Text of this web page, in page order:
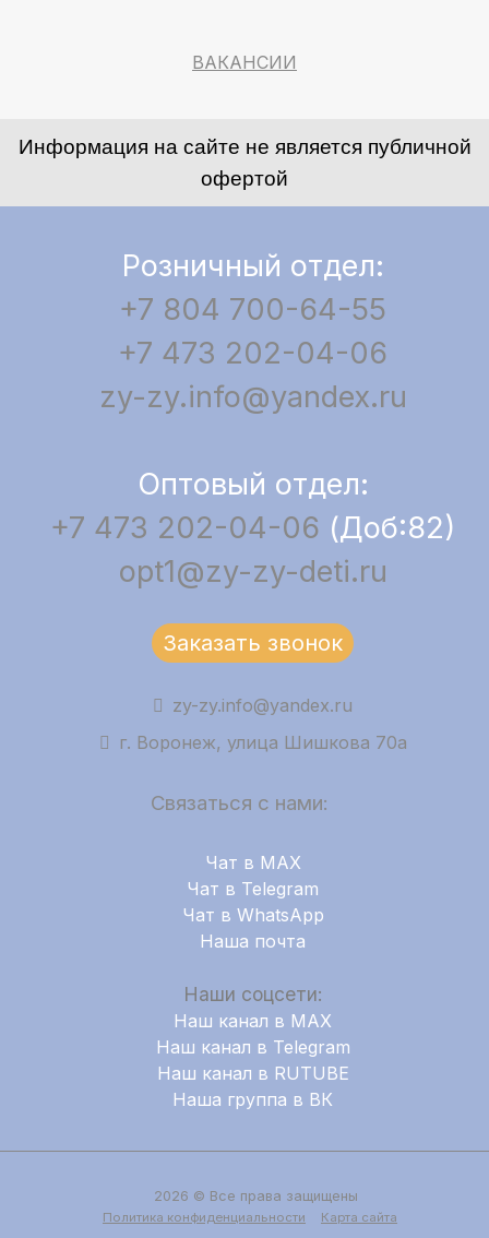
ВАКАНСИИ
Информация на сайте не является публичной
офертой
Розничный отдел:
+7 804 700-64-55
+7 473 202-04-06
zy-zy.info@yandex.ru
Оптовый отдел:
+7 473 202-04-06 (Доб:82)
opt1@zy-zy-deti.ru
Заказать звонок
zy-zy.info@yandex.ru
г. Воронеж, улица Шишкова 70а
Связаться с нами:
Чат в MAX
Чат в Telegram
Чат в WhatsApp
Наша почта
Наши соцсети:
Наш канал в MAX
Наш канал в Telegram
Наш канал в RUTUBE
Наша группа в ВК
2026 © Все права защищены
Политика конфиденциальности Карта сайта